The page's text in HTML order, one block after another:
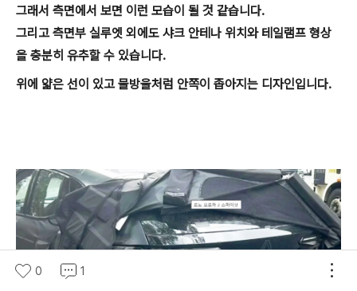
그래서 측면에서 보면 이런 모습이 될 것 같습니다.
그리고 측면부 실루엣 외에도 샤크 안테나 위치와 테일램프 형상
을 충분히 유추할 수 있습니다.
위에 얇은 선이 있고 물방울처럼 안쪽이 좁아지는 디자인입니다.
0 1